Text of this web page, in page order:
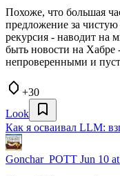
Похоже, что большая
предложение за
рекурсия - наводит на
быть новости на
непроверенными и
+30
Look
Как я осваивал LLM:
Gonchar_POTT Jun 10